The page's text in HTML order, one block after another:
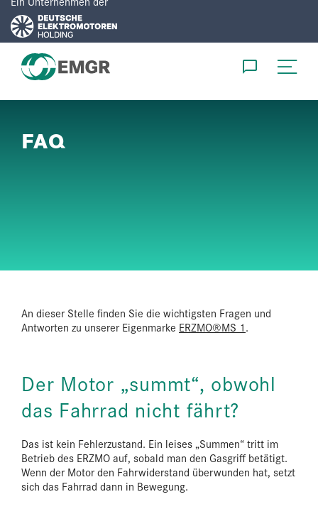
DE EN
FAQ
An dieser Stelle finden Sie die wichtigsten Fragen und
Antworten zu unserer Eigenmarke ERZMO®MS 1.
Der Motor „summt“, obwohl
das Fahrrad nicht fährt?
Das ist kein Fehlerzustand. Ein leises „Summen“ tritt im
Betrieb des ERZMO auf, sobald man den Gasgriff betätigt.
Wenn der Motor den Fahrwiderstand überwunden hat, setzt
sich das Fahrrad dann in Bewegung.